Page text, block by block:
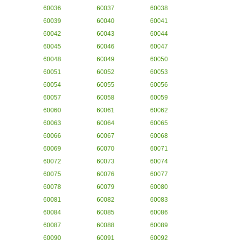
60036
60037
60038
60039
60040
60041
60042
60043
60044
60045
60046
60047
60048
60049
60050
60051
60052
60053
60054
60055
60056
60057
60058
60059
60060
60061
60062
60063
60064
60065
60066
60067
60068
60069
60070
60071
60072
60073
60074
60075
60076
60077
60078
60079
60080
60081
60082
60083
60084
60085
60086
60087
60088
60089
60090
60091 60092